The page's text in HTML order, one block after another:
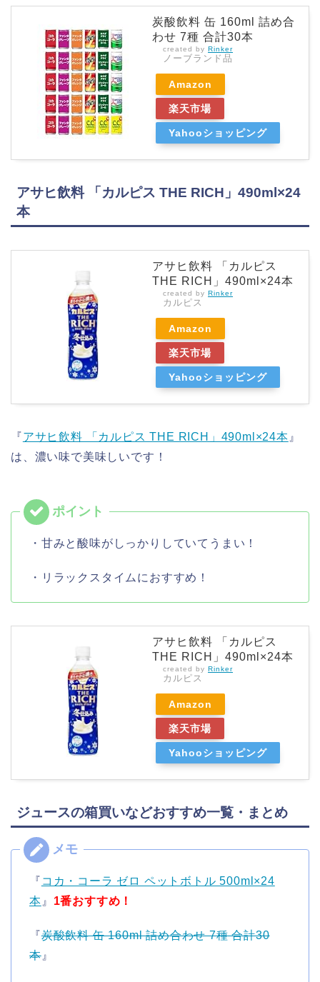
炭酸飲料 缶 160ml 詰め合
わせ 7種 合計30本
created by Rinker
ノーブランド品
Amazon
楽天市場
Yahooショッピング
アサヒ飲料 「カルピス THE RICH」490ml×24
本
アサヒ飲料 「カルピス
THE RICH」490ml×24本
created by Rinker
カルピス
Amazon
楽天市場
Yahooショッピング
『アサヒ飲料 「カルピス THE RICH」490ml×24本 』
は、濃い味で美味しいです！
・甘みと酸味がしっかりしていてうまい！
・リラックスタイムにおすすめ！
アサヒ飲料 「カルピス
THE RICH」490ml×24本
created by Rinker
カルピス
Amazon
楽天市場
Yahooショッピング
ジュースの箱買いなどおすすめ一覧・まとめ
『 コカ・コーラ ゼロ ペットボトル 500ml×24
本 』 1番おすすめ！
『炭酸飲料 缶 160ml 詰め合わせ 7種 合計30
本』